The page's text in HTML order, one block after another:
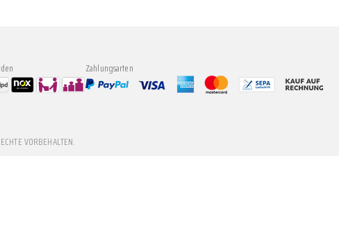
Zahlungsarten
VORBEHALTEN.